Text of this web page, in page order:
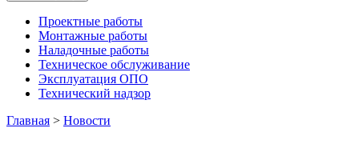
Проектные работы
Монтажные работы
Наладочные работы
Техническое обслуживание
Эксплуатация ОПО
Технический надзор
Главная > Новости